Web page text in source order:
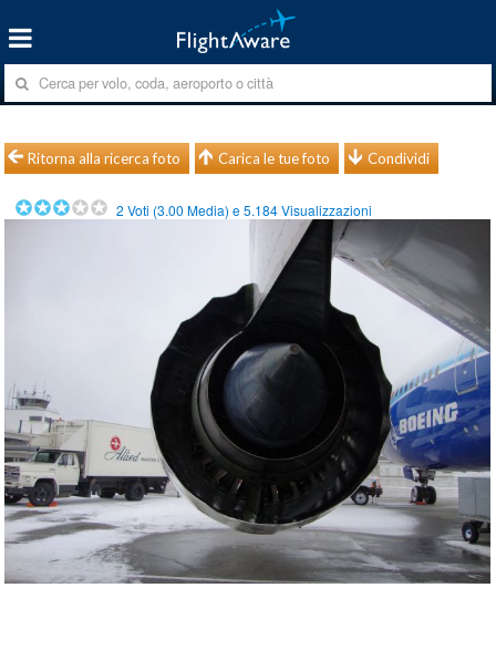
Ritorna alla ricerca foto Carica le tue foto Condividi
2 Voti (3.00 Media) e5.184Visualizzazioni